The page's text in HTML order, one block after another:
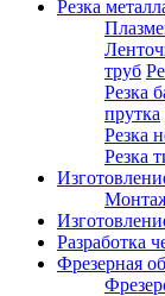
Резка
труб
Резка
прутка
Резка
Резка
Разработка
Фрезерная